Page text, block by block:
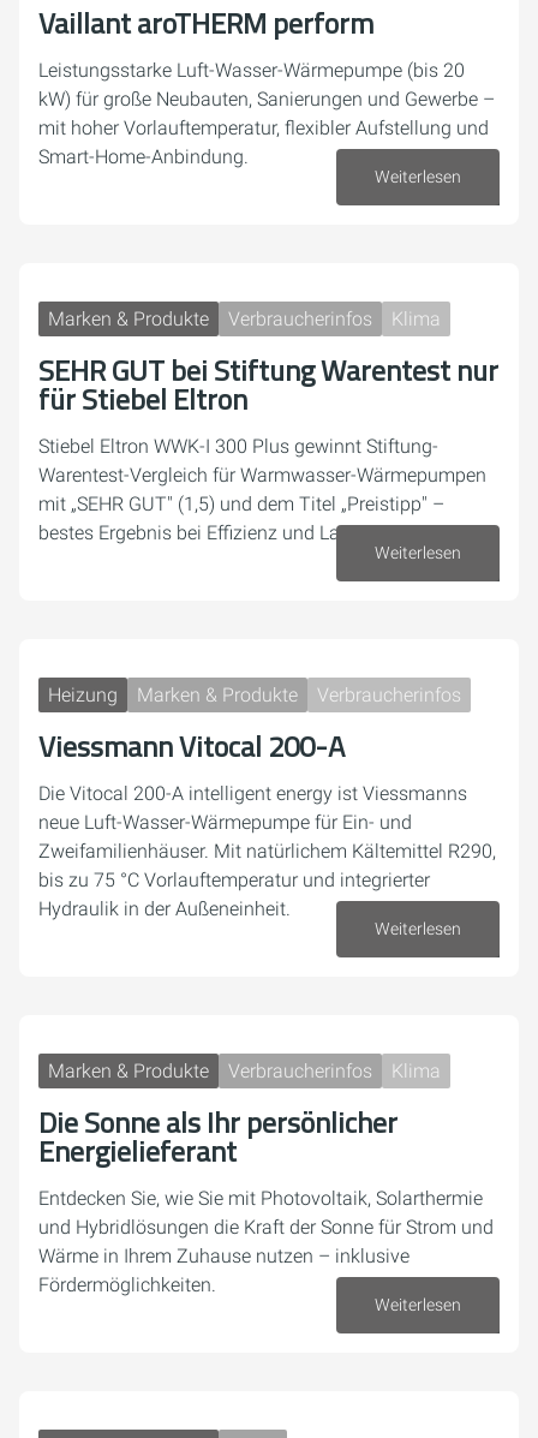
Vaillant aroTHERM perform
Leistungsstarke Luft-Wasser-Wärmepumpe (bis 20
kW) für große Neubauten, Sanierungen und Gewerbe –
mit hoher Vorlauftemperatur, flexibler Aufstellung und
Smart-Home-Anbindung.
Weiterlesen
Marken & Produkte Verbraucherinfos Klima
SEHR GUT bei Stiftung Warentest nur
für Stiebel Eltron
Stiebel Eltron WWK-I 300 Plus gewinnt Stiftung-
Warentest-Vergleich für Warmwasser-Wärmepumpen
mit „SEHR GUT" (1,5) und dem Titel „Preistipp" –
bestes Ergebnis bei Effizienz und Lautstärke.
Weiterlesen
Heizung Marken & Produkte Verbraucherinfos
Viessmann Vitocal 200-A
Die Vitocal 200-A intelligent energy ist Viessmanns
neue Luft-Wasser-Wärmepumpe für Ein- und
Zweifamilienhäuser. Mit natürlichem Kältemittel R290,
bis zu 75 °C Vorlauftemperatur und integrierter
Hydraulik in der Außeneinheit.
Weiterlesen
Marken & Produkte Verbraucherinfos Klima
Die Sonne als Ihr persönlicher
Energielieferant
Entdecken Sie, wie Sie mit Photovoltaik, Solarthermie
und Hybridlösungen die Kraft der Sonne für Strom und
Wärme in Ihrem Zuhause nutzen – inklusive
Fördermöglichkeiten.
Weiterlesen